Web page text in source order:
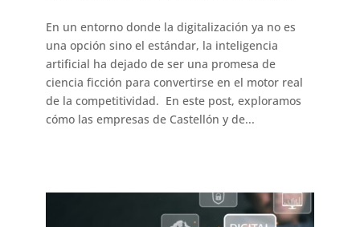
En un entorno donde la digitalización ya no es
una opción sino el estándar, la inteligencia
artificial ha dejado de ser una promesa de
ciencia ficción para convertirse en el motor real
de la competitividad. En este post, exploramos
cómo las empresas de Castellón y de...